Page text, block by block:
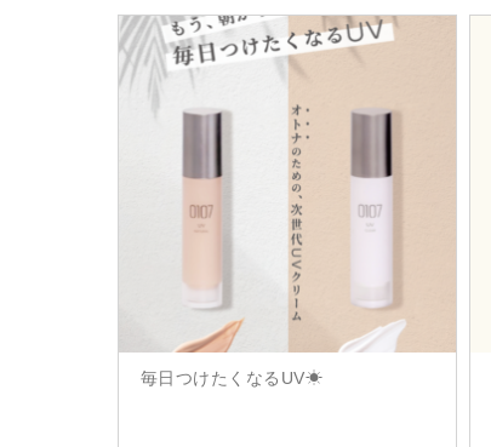
毎日つけたくなるUV☀